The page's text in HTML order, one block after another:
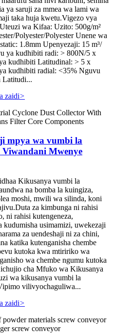
ya saruji za mmea wa lami wa
taka huja kwetu.Vigezo vya
wa Kifaa: Uzito: 500g/m²
Polyester/Polyester Unene wa
1.8mm Upenyezaji: 15 m³/
ya kudhibiti radi: > 800N/5 x
kudhibiti Latitudinal: > 5 x
kudhibiti radial: <35% Nguvu
Latitudi...
zaidi>
mpya wa vumbi la
Mwenye
Kikusanya vumbi la
na bomba la kuingiza,
moshi, mwili wa silinda, koni
za kimbunga ni rahisi
ni rahisi kutengeneza,
kudumisha usimamizi, uwekezaji
za uendeshaji ni za chini,
katika kutenganisha chembe
kutoka kwa mtiririko wa
wa chembe ngumu kutoka
cha Mfuko wa Kikusanya
wa kikusanya vumbi la
vilivyochaguliwa...
zaidi>